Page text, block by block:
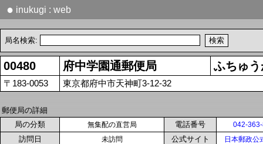
● inukugi : web
局名検索:
00480 府中学園通郵便局 ふちゅ
〒183-0053 東京都府中市天神町3-12-32
郵便局の詳細
局の分類
無集配の直営局 電話番号 042-
訪問日 未訪問 公式サイト 日本郵政公